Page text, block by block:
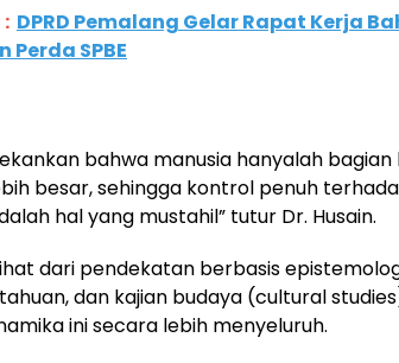
DPRD Pemalang Gelar Rapat Kerja
SPBE
bahwa manusia hanyalah bagian
besar, sehingga kontrol penuh
hal yang mustahil” tutur Dr. Husain.
dari pendekatan berbasis
dan kajian budaya (cultural
ini secara lebih menyeluruh.